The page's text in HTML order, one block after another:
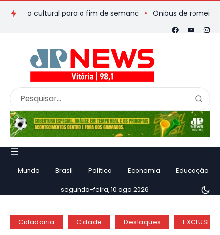
cultural para o fim de semana Ônibus de romeiros que
Mundo Brasil Política Economia Educação
segunda-feira, 10 ago 2026
Cidadania Cidade Destaques EXCLUSIVA